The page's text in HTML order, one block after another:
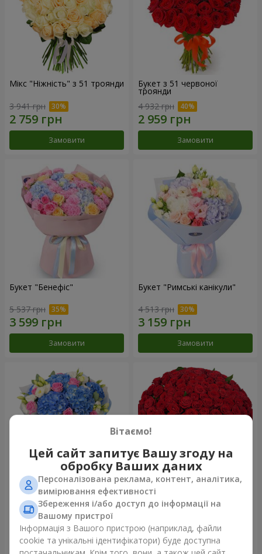
Мікс "Ніжність" з 51 троянди
3 941 грн
Замовити
Букет з 51 червоної
троянди
4 932 грн
Замовити
Букет "Бенефіс"
5 537 грн
Замовити
Букет "Римські канікули"
4 513 грн
Замовити
Букет "Небесна акварель"
7 098 грн
Замовити
101 червона троянда
Замовити
Вітаємо!
Цей сайт запитує Вашу згоду на
обробку Ваших даних
Персоналізована реклама, контент, аналітика,
вимірювання ефективності
Збереження і/або доступ до інформації на
Вашому пристрої
Інформація з Вашого пристрою (наприклад, файли
cookie та унікальні ідентифікатори) буде доступна